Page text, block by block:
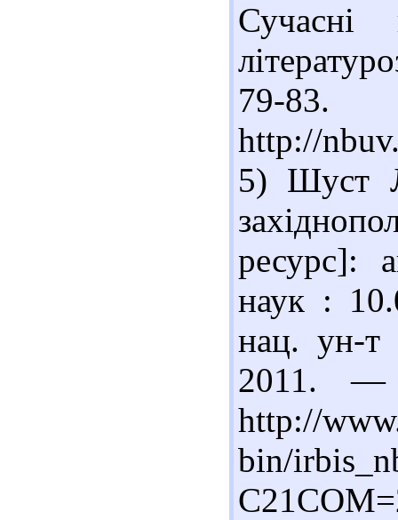
Сучасні
79-
http://
5) Шуст
ресурс]:
наук :
нац. ун-т
2011. —
http://
bin/